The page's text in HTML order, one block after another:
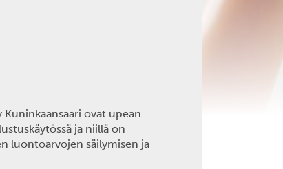
ovat upean
ja niillä on
luontoarvojen säilymisen ja